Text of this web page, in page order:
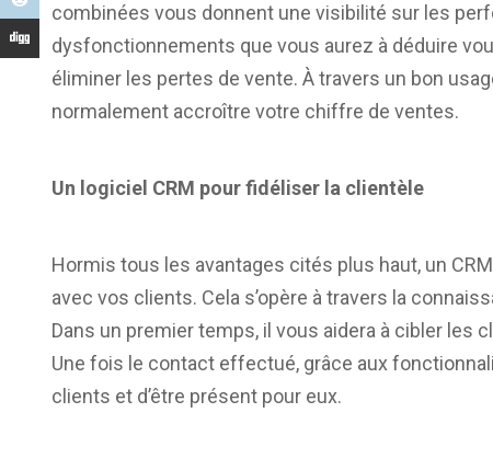
combinées vous donnent une visibilité sur les
dysfonctionnements que vous aurez à déduire
éliminer les pertes de vente. À travers un bon
normalement accroître votre chiffre de ventes.
Un logiciel CRM pour fidéliser la clientèle
Hormis tous les avantages cités plus haut, un
avec vos clients. Cela s’opère à travers la
Dans un premier temps, il vous aidera à cibler les
Une fois le contact effectué, grâce aux
clients et d’être présent pour eux.